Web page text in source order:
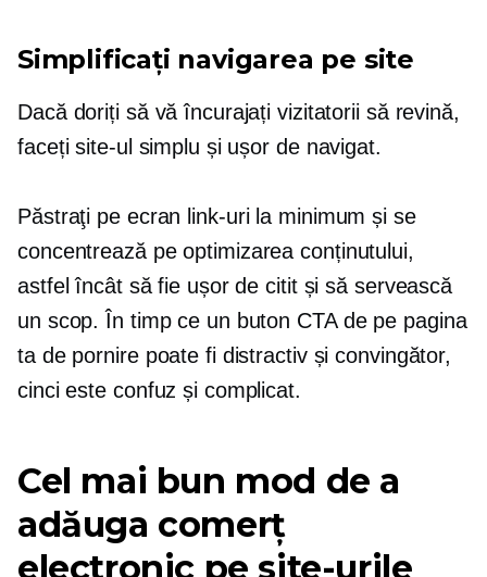
Simplificați navigarea pe site
Dacă doriți să vă încurajați vizitatorii să revină,
faceți site-ul simplu și ușor de navigat.
Păstraţi pe ecran link-uri la minimum și se
concentrează pe optimizarea conținutului,
astfel încât să fie ușor de citit și să servească
un scop. În timp ce un buton CTA de pe pagina
ta de pornire poate fi distractiv și convingător,
cinci este confuz și complicat.
Cel mai bun mod de a
adăuga comerț
electronic pe site-urile